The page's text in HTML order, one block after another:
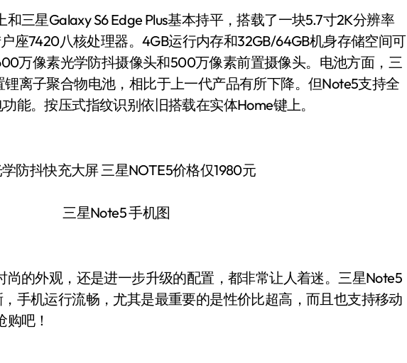
三星Galaxy S6 Edge Plus基本持平，搭载了一块5.7寸2K分辨率
座7420八核处理器。4GB运行内存和32GB/64GB机身存储空间可
万像素光学防抖摄像头和500万像素前置摄像头。电池方面，三
离子聚合物电池，相比于上一代产品有所下降。但Note5支持全
能。按压式指纹识别依旧搭载在实体Home键上。
三星Note5 手机图
的外观，还是进一步升级的配置，都非常让人着迷。三星Note5
手机运行流畅，尤其是最重要的是性价比超高，而且也支持移动
吧！